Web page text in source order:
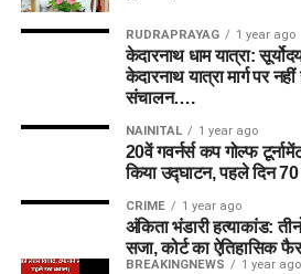
RUDRAPRAYAG 1 year ago
केदारनाथ धाम यात्रा:
केदारनाथ यात्रा मार्ग पर
संचालन….
NAINITAL 1 year ago
20वें गवर्नर्स कप गोल्फ
किया उद्घाटन, पहले दिन
CRIME 1 year ago
अंकिता भंडारी हत्याकांड:
सजा, कोर्ट का ऐतिहासिक
BREAKINGNEWS 1 year ago